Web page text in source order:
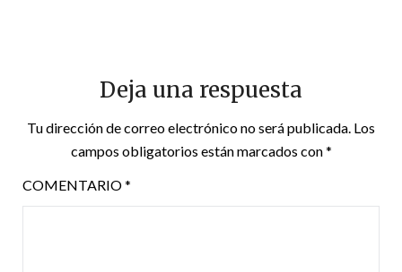
Deja una respuesta
Tu dirección de correo electrónico no será publicada. Los
campos obligatorios están marcados con*
COMENTARIO*